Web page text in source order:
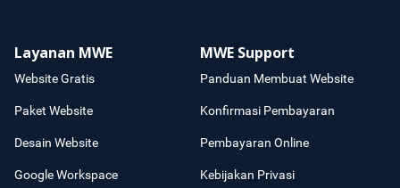
Layanan MWE
Website Gratis
Paket Website
Desain Website
Google Workspace
MWE Support
Panduan Membuat Website
Konfirmasi Pembayaran
Pembayaran Online
Kebijakan Privasi